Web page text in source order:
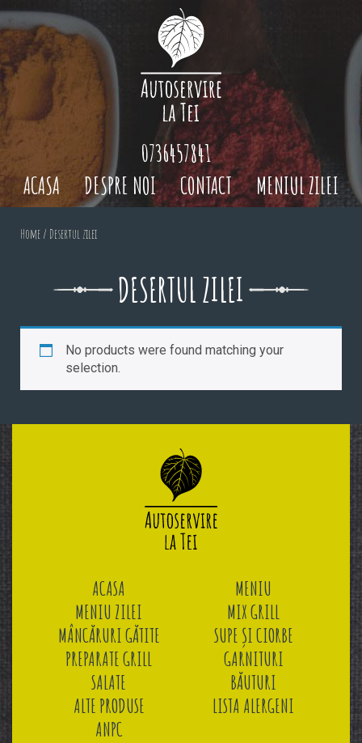
ACASA DESPRE NOI CONTACT MENIUL ZILEI
0736457841
Home / Desertul zilei
DESERTUL ZILEI
No products were found matching your
selection.
ACASA
MENIU
MENIU ZILEI
MIX GRILL
MÂNCĂRURI GĂTITE
SUPE ȘI CIORBE
PREPARATE GRILL
GARNITURI
SALATE
BĂUTURI
ALTE PRODUSE
LISTA ALERGENI
ANPC